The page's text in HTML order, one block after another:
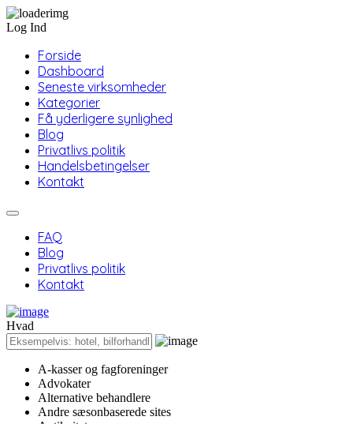
Log Ind
Forside
Dashboard
Seneste virksomheder
Kategorier
Få yderligere synlighed
Blog
Privatlivs politik
Handelsbetingelser
Kontakt
FAQ
Blog
Privatlivs politik
Kontakt
Hvad
A-kasser og fagforeninger
Advokater
Alternative behandlere
Andre sæsonbaserede sites